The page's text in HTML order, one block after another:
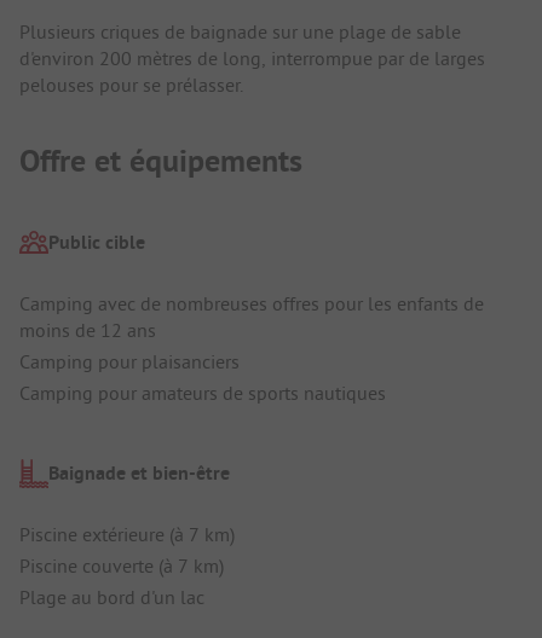
Plusieurs criques de baignade sur une plage de sable
d'environ 200 mètres de long, interrompue par de larges
pelouses pour se prélasser.
Offre et équipements
Public cible
Camping avec de nombreuses offres pour les enfants de
moins de 12 ans
Camping pour plaisanciers
Camping pour amateurs de sports nautiques
Baignade et bien-être
Piscine extérieure (à 7 km)
Piscine couverte (à 7 km)
Plage au bord d'un lac